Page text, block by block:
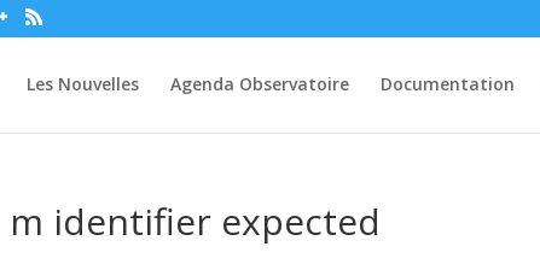
Les Nouvelles Agenda Observatoire Documentation
identifier expected